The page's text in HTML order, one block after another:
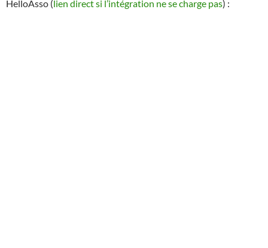
HelloAsso (lien direct si l’intégration ne se charge pas) :